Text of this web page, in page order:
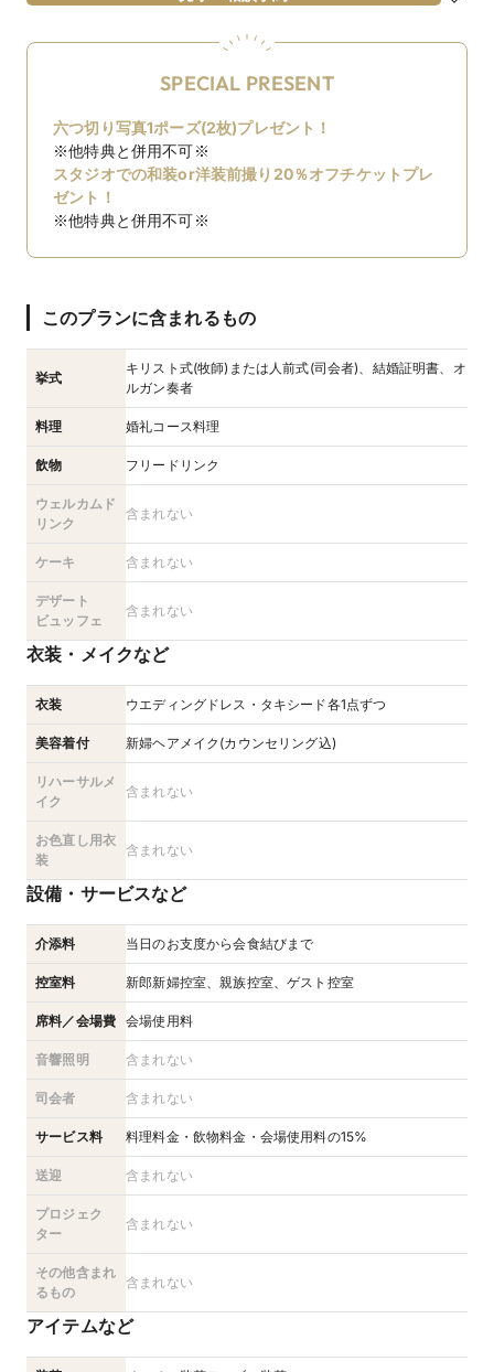
SPECIAL PRESENT
六つ切り写真1ポーズ(2枚)プレゼント！
※他特典と併用不可※
スタジオでの和装or洋装前撮り20％オフチケットプレ
ゼント！
※他特典と併用不可※
このプランに含まれるもの
挙式
キリスト式(牧師)または人前式(司会者)、結婚証明書、オ
ルガン奏者
料理 婚礼コース料理
飲物 フリードリンク
ウェルカムド
リンク
含まれない
ケーキ 含まれない
デザート
ビュッフェ
含まれない
衣装・メイクなど
衣装 ウエディングドレス・タキシード各1点ずつ
美容着付 新婦ヘアメイク(カウンセリング込)
リハーサルメ
イク
含まれない
お色直し用衣
装
含まれない
設備・サービスなど
介添料 当日のお支度から会食結びまで
控室料 新郎新婦控室、親族控室、ゲスト控室
席料／会場費 会場使用料
音響照明 含まれない
司会者 含まれない
サービス料 料理料金・飲物料金・会場使用料の15%
送迎 含まれない
プロジェク
ター
含まれない
その他含まれ
るもの
含まれない
アイテムなど